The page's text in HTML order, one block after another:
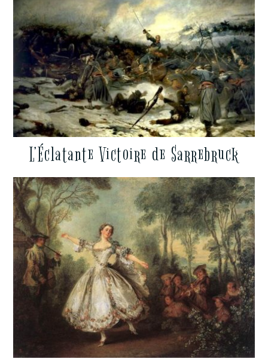
L’Éclatante Victoire de Sarrebruck